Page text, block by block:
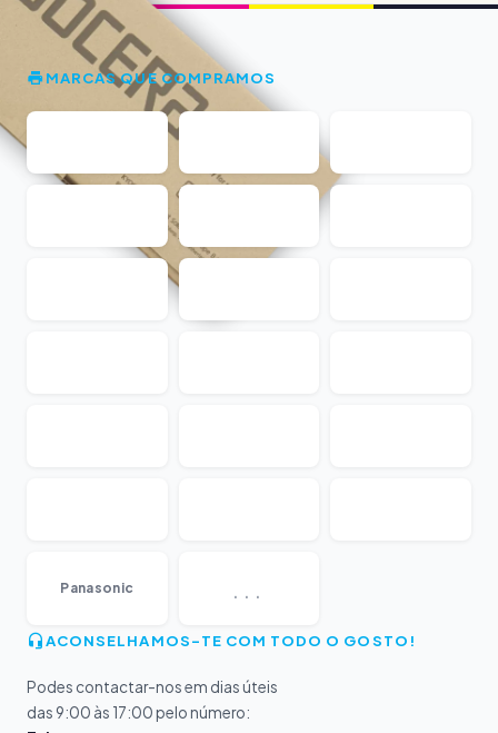
MARCAS QUE COMPRAMOS
Panasonic ...
ACONSELHAMOS-TE COM TODO O GOSTO!
Podes contactar-nos em dias úteis
das 9:00 às 17:00 pelo número: